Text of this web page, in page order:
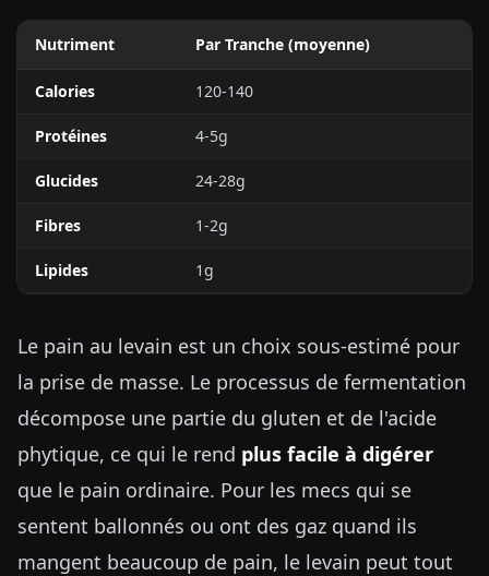
Nutriment Par Tranche (moyenne)
Calories 120-140
Protéines 4-5g
Glucides 24-28g
Fibres 1-2g
Lipides 1g
Le pain au levain est un choix sous-estimé pour
la prise de masse. Le processus de fermentation
décompose une partie du gluten et de l'acide
phytique, ce qui le rend plus facile à digérer
que le pain ordinaire. Pour les mecs qui se
sentent ballonnés ou ont des gaz quand ils
mangent beaucoup de pain, le levain peut tout